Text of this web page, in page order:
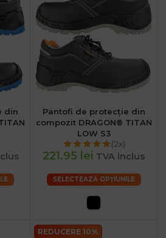
din
Pantofi de protecție din
compozit DRAGON® TITAN
LOW S3
(2x)
221.95 lei TVA inclus
SELECTEAZĂ OPȚIUNILE
REDUCERE 10%